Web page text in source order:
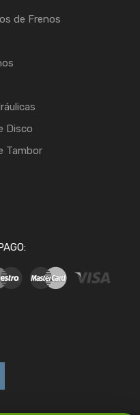
de Frenos
Disco
Tambor